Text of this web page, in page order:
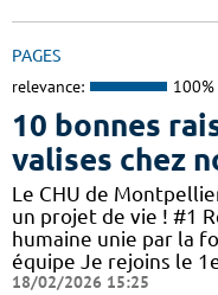
PAGES
relevance: 100%
10 bonnes
valises chez
Le CHU de
un projet de vie ! #1
humaine unie par la
équipe Je rejoins le
18/02/2026 15:25